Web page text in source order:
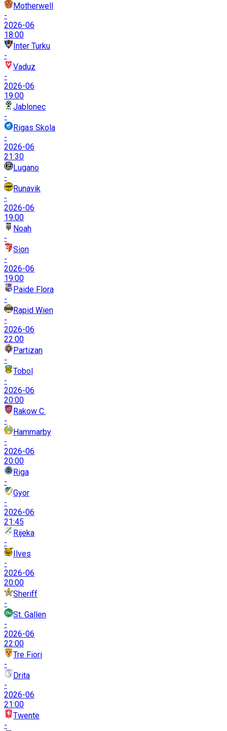
Motherwell
-
2026-06
18:00
Inter Turku
-
Vaduz
-
2026-06
19:00
Jablonec
-
Rigas Skola
-
2026-06
21:30
Lugano
-
Runavik
-
2026-06
19:00
Noah
-
Sion
-
2026-06
19:00
Paide Flora
-
Rapid Wien
-
2026-06
22:00
Partizan
-
Tobol
-
2026-06
20:00
Rakow C.
-
Hammarby
-
2026-06
20:00
Riga
-
Gyor
-
2026-06
21:45
Rijeka
-
Ilves
-
2026-06
20:00
Sheriff
-
St. Gallen
-
2026-06
22:00
Tre Fiori
-
Drita
-
2026-06
21:00
Twente
-